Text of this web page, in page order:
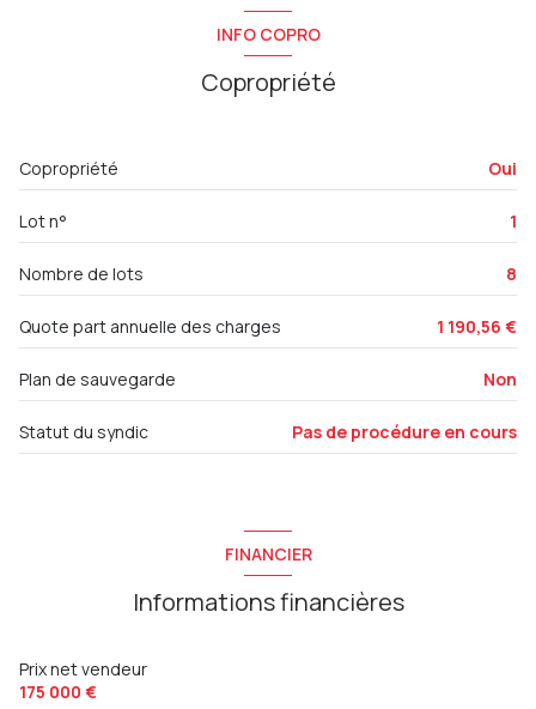
dégagement
8.05 m²
salle de bain
5.10 m²
buanderie
2.15 m²
HALL
8.40 m²
INFO COPRO
Copropriété
Copropriété Oui
Lot n° 1
Nombre de lots 8
Quote part annuelle des charges 1 190,56 €
Plan de sauvegarde Non
Statut du syndic Pas de procédure en cours
FINANCIER
Informations financières
Prix net vendeur
175 000 €